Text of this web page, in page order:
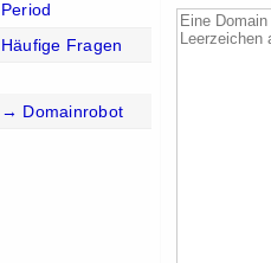
Period
Häufige Fragen
→ Domainrobot